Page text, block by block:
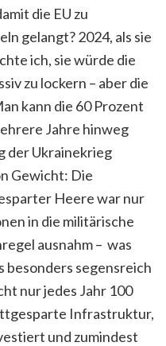
die EU zu
gelangt? 2024, als sie
ich, sie würde die
zu lockern – aber die
kann die 60 Prozent
Jahre hinweg
der Ukrainekrieg
Gewicht: Die
Heere war nur
in die militärische
ausnahm – was
besonders segensreich
nur jedes Jahr 100
Infrastruktur,
und zumindest